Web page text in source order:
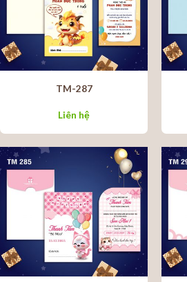
TM-287
Liên hệ